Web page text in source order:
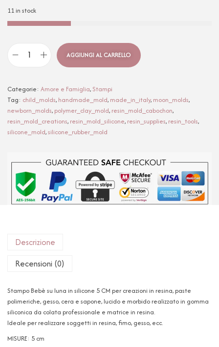
11 in stock
AGGIUNGI AL CARRELLO
Categorie: Amore e Famiglia,Stampi
Tag: child_molds, handmade_mold, made_in_italy, moon_molds,
newborn_molds, polymer_clay_mold, resin_mold_cabochon,
resin_mold_creations, resin_mold_silicone, resin_supplies, resin_tools,
silicone_mold,silicone_rubber_mold
Descrizione
Recensioni (0)
Stampo Bebè su luna in silicone 5 CM per creazioni in resina, paste
polimeriche, gesso, cera e sapone, lucido e morbido realizzato in gomma
siliconica da colata professionale e matrice in resina.
Ideale per realizzare soggetti in resina, fimo, gesso, ecc.
MISURE: 5 cm